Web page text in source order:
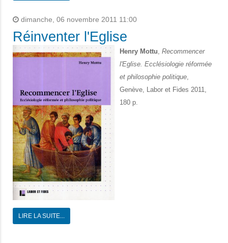
dimanche, 06 novembre 2011 11:00
Réinventer l'Eglise
Henry Mottu, Recommencer
l'Eglise. Ecclésiologie réformée
et philosophie politique,
Genève, Labor et Fides 2011,
180 p.
LIRE LA SUITE...